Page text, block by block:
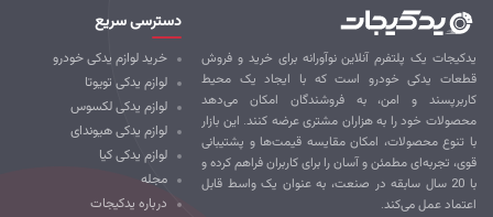
یک پلتفرم آنلاین نوآورانه برای خرید و فروش
یدکی خودرو است که با ایجاد یک محیط
و امن، به فروشندگان امکان می‌دهد
خود را به هزاران مشتری عرضه کنند. این بازار
تنوع محصولات، امکان مقایسه قیمت‌ها و پشتیبانی
تجربه‌ای مطمئن و آسان را برای کاربران فراهم کرده و
با 20 سال سابقه در صنعت، به عنوان یک واسط قابل
عمل می‌کند.
دسترسی سریع
خرید لوازم یدکی خودرو
لوازم یدکی تویوتا
لوازم یدکی لکسوس
لوازم یدکی هیوندای
لوازم یدکی کیا
مجله
درباره یدکیجات